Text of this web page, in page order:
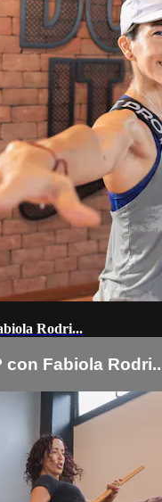
Rodri...
con Fabiola